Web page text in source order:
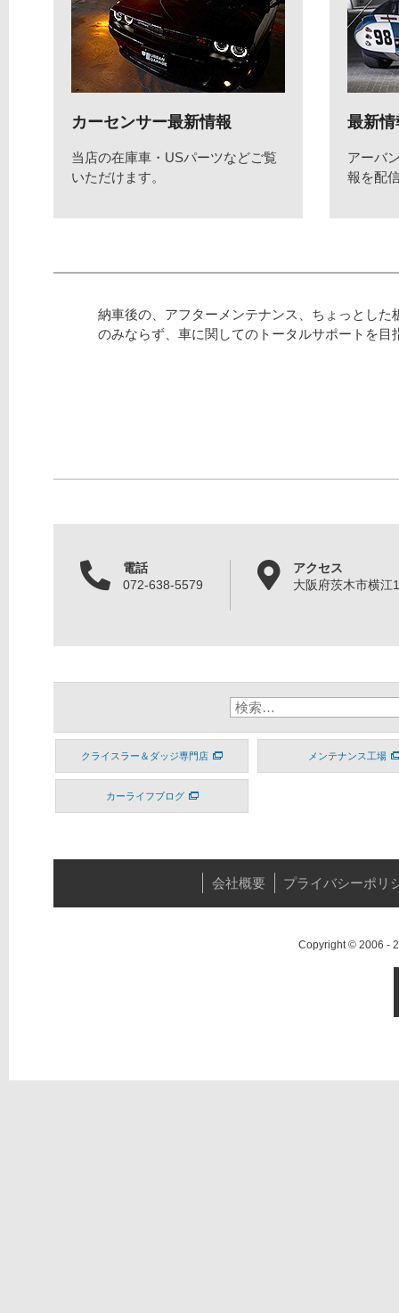
カーセンサー最新情報
当店の在庫車・USパーツなどご覧
いただけます。
最新情
アーバ
報を配
納車後の、アフターメンテナンス、ちょっとした
のみならず、車に関してのトータルサポートを目
電話
072-638-5579
アクセス
大阪府茨木市横江
クライスラー＆ダッジ専門店 メンテナンス工場
カーライフブログ
会社概要 プライバシーポリ
Copyright © 2006 -